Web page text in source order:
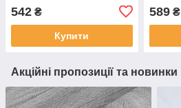
542 ₴
Купити
589₴
Акційні пропозиції та новинки